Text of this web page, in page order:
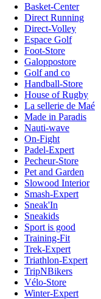
Basket-Center
Direct Running
Direct-Volley
Espace Golf
Foot-Store
Galoppostore
Golf and co
Handball-Store
House of Rugby
La sellerie de Maé
Made in Paradis
Nauti-wave
On-Fight
Padel-Expert
Pecheur-Store
Pet and Garden
Slowood Interior
Smash-Expert
Sneak'In
Sneakids
Sport is good
Training-Fit
Trek-Expert
Triathlon-Expert
TripNBikers
Vélo-Store
Winter-Expert